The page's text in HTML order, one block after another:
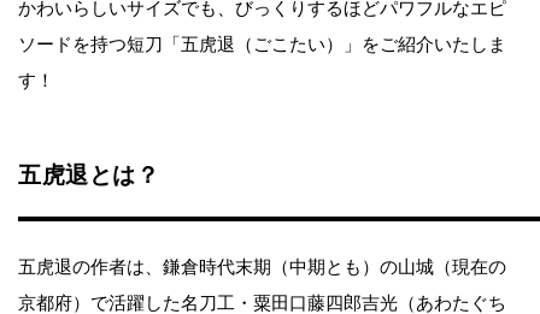
かわいらしいサイズでも、びっくりするほどパワフルなエピ
ソードを持つ短刀「五虎退（ごこたい）」をご紹介いたしま
す！
五虎退とは？
五虎退の作者は、鎌倉時代末期（中期とも）の山城（現在の
京都府）で活躍した名刀工・粟田口藤四郎吉光（あわたぐち